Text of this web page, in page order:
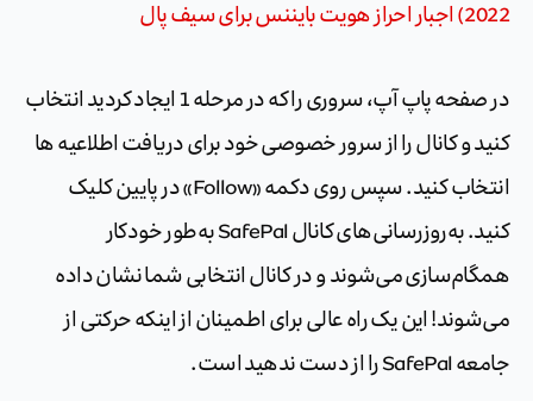
2022) اجبار احراز هویت بایننس برای سیف پال
در صفحه پاپ آپ، سروری را که در مرحله 1 ایجاد کردید انتخاب
کنید و کانال را از سرور خصوصی خود برای دریافت اطلاعیه ها
انتخاب کنید. سپس روی دکمه «Follow» در پایین کلیک
کنید. به‌روزرسانی‌های کانال SafePal به‌طور خودکار
همگام‌سازی می‌شوند و در کانال انتخابی شما نشان داده
می‌شوند! این یک راه عالی برای اطمینان از اینکه حرکتی از
جامعه SafePal را از دست ندهید است.